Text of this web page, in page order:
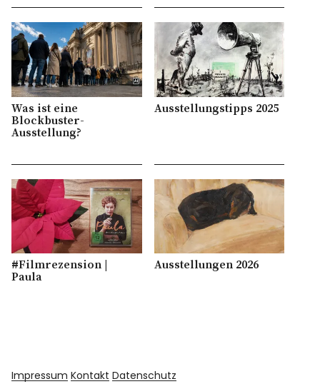
Was ist eine
Blockbuster-
Ausstellung?
Ausstellungstipps 2025
#Filmrezension |
Paula
Ausstellungen 2026
Impressum Kontakt Datenschutz